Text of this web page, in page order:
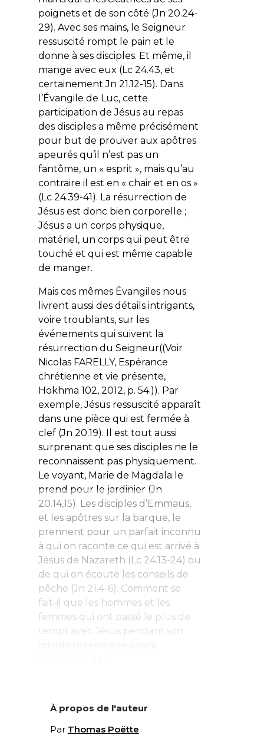
poignets et de son côté (Jn 20.24-
29). Avec ses mains, le Seigneur
ressuscité rompt le pain et le
donne à ses disciples. Et même, il
mange avec eux (Lc 24.43, et
certainement Jn 21.12-15). Dans
l’Évangile de Luc, cette
participation de Jésus au repas
des disciples a même précisément
pour but de prouver aux apôtres
apeurés qu’il n’est pas un
fantôme, un « esprit », mais qu’au
contraire il est en « chair et en os »
(Lc 24.39-41). La résurrection de
Jésus est donc bien corporelle ;
Jésus a un corps physique,
matériel, un corps qui peut être
touché et qui est même capable
de manger.
Mais ces mêmes Évangiles nous
livrent aussi des détails intrigants,
voire troublants, sur les
événements qui suivent la
résurrection du Seigneur((Voir
Nicolas FARELLY, Espérance
chrétienne et vie présente,
Hokhma 102, 2012, p. 54.)). Par
exemple, Jésus ressuscité apparaît
dans une pièce qui est fermée à
clef (Jn 20.19). Il est tout aussi
surprenant que ses disciples ne le
reconnaissent pas physiquement.
Le voyant, Marie de Magdala le
prend pour le jardinier (Jn
20.14,15). Les disciples d’Emmaüs,
et les apôtres sur la barque, le
prennent pour un parfait inconnu
à qui on raconte ce qui est arrivé à
Jésus de Nazareth (Lc 24.13-24) ou
de qui on écoute les conseils de
pêche (Jn 21.4-6). Comment se
fait-il que les hommes et les
femmes qui ont passé le plus de
temps avec Jésus pendant son
À propos de l'auteur
Par Thomas Poëtte